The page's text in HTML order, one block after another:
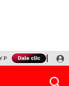
PULPÍN PRECIO DEL